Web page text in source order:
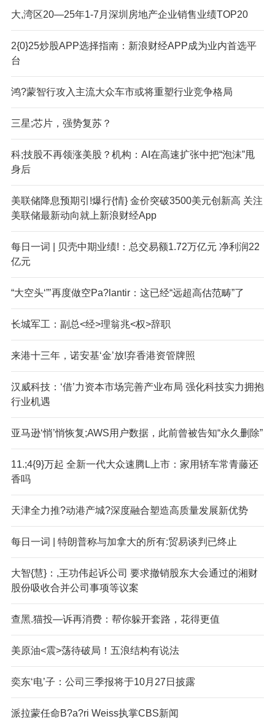
大,湾区20—25年1-7月深圳房地产企业销售业绩TOP20
2{0}25炒股APP选择指南：新浪财经APP成为业内首选平
台
鸿?蒙智行攻入主流大众车市或将重塑行业竞争格局
三星;芯片，强势复苏？
科;技股不再领涨美股？机构：AI在高速扩张中把“泡沫”甩
身后
美联储降息预期引!爆行{情} 金价突破3500美元创新高 关注
美联储最新动向就上新浪财经App
每日一词 | 贝壳中期业绩!：总交易额1.72万亿元 净利润22
亿元
“大空头‘”’再度做空Pa?lantir：这已经“远超高估范畴”了
长城军工：副总<经>理翁兆<权>辞职
来港十三年，诺安基‘金’放!弃香港资管牌照
汉威科技：‘借’力资本市场完善产业布局 强化科技实力拥抱
行业机遇
亚马逊‘悄’悄恢复;AWS用户数据，此前曾被告知“永久删除”
11.;4{9}万起 全新一代大众速腾L上市：家用轿车常青藤还
香吗
天津全力推?动港产城?深度融合塑造高质量发展新优势
每日一词 | 特朗普称与加拿大的所有:贸易谈判已终止
大智{慧}：,王功伟起诉公司 要求撤销股东大会通过的湘财
股份吸收合并公司事项等议案
查黑.猫投—诉再消费：帮你躲开套路，花得更值
美原油<震>荡待破局！五浪结构有说法
奕东‘电’子：公司三季报将于10月27日披露
派拉蒙任命B?a?ri Weiss执掌CBS新闻